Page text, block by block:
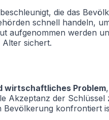
die das
schnell handeln,
aufgenommen werden
sichert.
wirtschaftliches Problem
Akzeptanz der Schlüssel
konfrontiert